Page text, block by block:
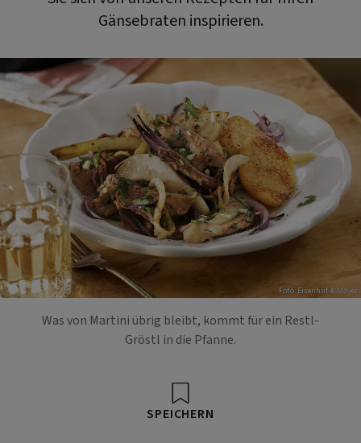
Gänsebraten inspirieren.
Foto: Eisenhut & Mayer
Was von Martini übrig bleibt, kommt für ein Restl-
Gröstl in die Pfanne.
SPEICHERN